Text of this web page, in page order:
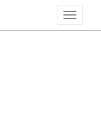
Toggle